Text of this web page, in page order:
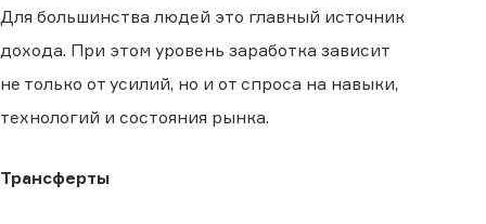
Для большинства людей это главный источник
дохода. При этом уровень заработка зависит
не только от усилий, но и от спроса на навыки,
технологий и состояния рынка.
Трансферты